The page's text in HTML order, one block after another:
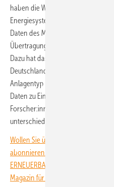
haben die Wissenschaftler:innen
Energiesysteme (ISE) eine
Daten des
Übertragungsnetzbetreiber diesen
Dazu hat das Forscherteam den
Deutschland nach Zeitpunkt der
Anlagentyp kategorisiert. Unter
Daten zu Einspeiseverhalten und
Forscher:innen dann auf den
unterschiedliche
Wollen Sie über die Energiewende
abonnieren Sie einfach den
ERNEUERBARE ENERGIEN – dem
Magazin für erneuerbare Energien